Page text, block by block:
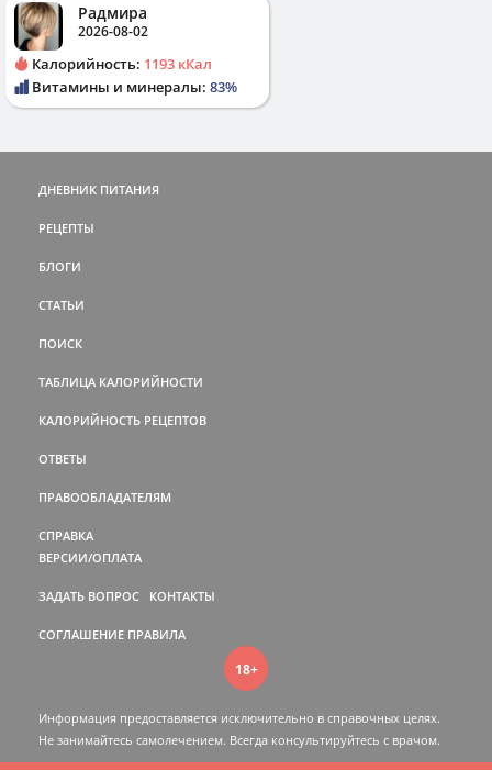
Радмира
2026-08-02
Калорийность: 1193 кКал
Витамины и минералы: 83%
ДНЕВНИК ПИТАНИЯ
РЕЦЕПТЫ
БЛОГИ
СТАТЬИ
ПОИСК
ТАБЛИЦА КАЛОРИЙНОСТИ
КАЛОРИЙНОСТЬ РЕЦЕПТОВ
ОТВЕТЫ
ПРАВООБЛАДАТЕЛЯМ
СПРАВКА
ВЕРСИИ/ОПЛАТА
ЗАДАТЬ ВОПРОС КОНТАКТЫ
СОГЛАШЕНИЕ ПРАВИЛА
18+
Информация предоставляется исключительно в справочных целях.
Не занимайтесь самолечением. Всегда консультируйтесь c врачом.